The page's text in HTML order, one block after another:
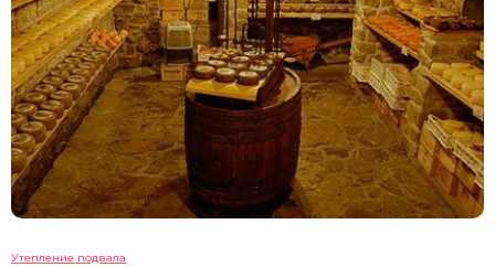
Утепление подвала